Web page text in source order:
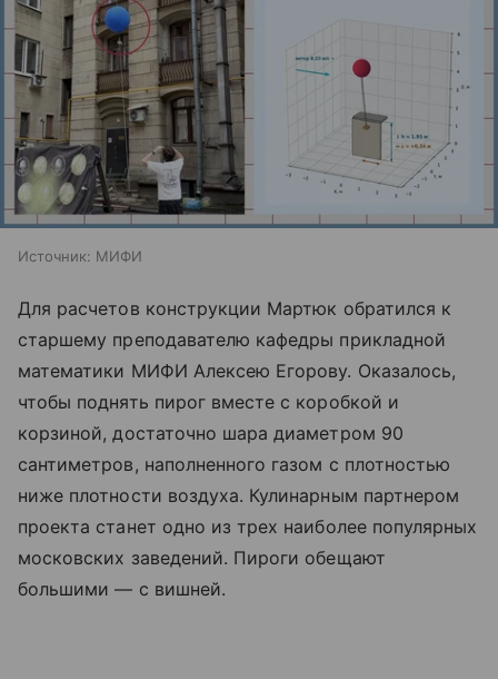
Источник: МИФИ
Для расчетов конструкции Мартюк обратился к
старшему преподавателю кафедры прикладной
математики МИФИ Алексею Егорову. Оказалось,
чтобы поднять пирог вместе с коробкой и
корзиной, достаточно шара диаметром 90
сантиметров, наполненного газом с плотностью
ниже плотности воздуха. Кулинарным партнером
проекта станет одно из трех наиболее популярных
московских заведений. Пироги обещают
большими — с вишней.